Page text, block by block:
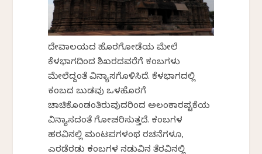
ದೇವಾಲಯದ ಹೊರಗೋಡೆಯ ಮೇಲೆ
ಕೆಳಭಾಗದಿಂದ ಶಿಖರದವರೆಗೆ ಕಂಬಗಳು
ಮೇಲೆದ್ದಂತೆ ವಿನ್ಯಾಸಗೊಳಿಸಿದೆ. ಕೆಳಭಾಗದಲ್ಲಿ
ಕಂಬದ ಬುಡವು ಒಳಹೊರಗೆ
ಚಾಚಿಕೊಂಡಂತಿರುವುದರಿಂದ ಅಲಂಕಾರಪಟ್ಟಿಕೆಯ
ವಿನ್ಯಾಸದಂತೆ ಗೋಚರಿಸುತ್ತದೆ. ಕಂಬಗಳ
ಹರವಿನಲ್ಲಿ ಮಂಟಪಗಳಂಥ ರಚನೆಗಳೂ,
ಎರಡೆರಡು ಕಂಬಗಳ ನಡುವಿನ ತೆರವಿನಲ್ಲಿ